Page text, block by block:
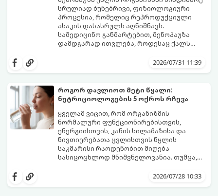
სრულიად ბუნებრივი, ფიზიოლოგიური
პროცესია, რომელიც რეპროდუქციული
ასაკის დასასრულს აღნიშნავს.
სამედიცინო განმარტებით, მენოპაუზა
დამდგარად ითვლება, როდესაც ქალს
ცვლილებები ამ მომენტამდე ბევრად ადრე
საშუალოდ 40-დან 50 წლამდე ასაკში იწყება
და შესაძლოა 4-დან 8 წლამდე
გაგრძელდეს).
იმისათვის, რომ ეს პერიოდი შფოთვის
გარეშე გაიაროთ, მნიშვნელოვანია
იცოდეთ, რა სიგნალებს გზავნის ორგანიზმი
და როგორ შეიმსუბუქოთ მდგომარეობა
მეან-გინეკოლოგებისა და
ნუტრიციოლოგების რეკომენდაციებით.
2026/07/31 11:39
როგორ დავლიოთ მეტი წყალი:
ნუტრიციოლოგების 5 ოქროს რჩევა
ყველამ ვიცით, რომ ორგანიზმის
ნორმალური ფუნქციონირებისთვის,
ენერგიისთვის, კანის სილამაზისა და
ნივთიერებათა ცვლისთვის წყლის
საკმარისი რაოდენობით მიღება
სასიცოცხლოდ მნიშვნელოვანია. თუმცა,
უბრალოდ ჩვევის არქონის გამო, დღის
დალევა ან მისი გემო მოსაწყენი2026/07/28 10:33